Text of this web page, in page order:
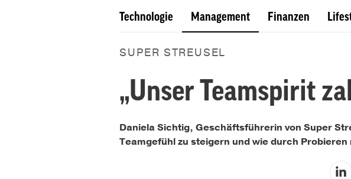
Technologie Management Finanzen
SUPER STREUSEL
„Unser Teamspirit
Daniela Sichtig, Geschäftsführerin von Super
Teamgefühl zu steigern und wie durch